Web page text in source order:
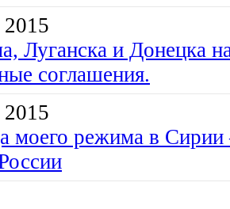
2015
Луганска и Донецка
соглашения.
2015
моего режима в